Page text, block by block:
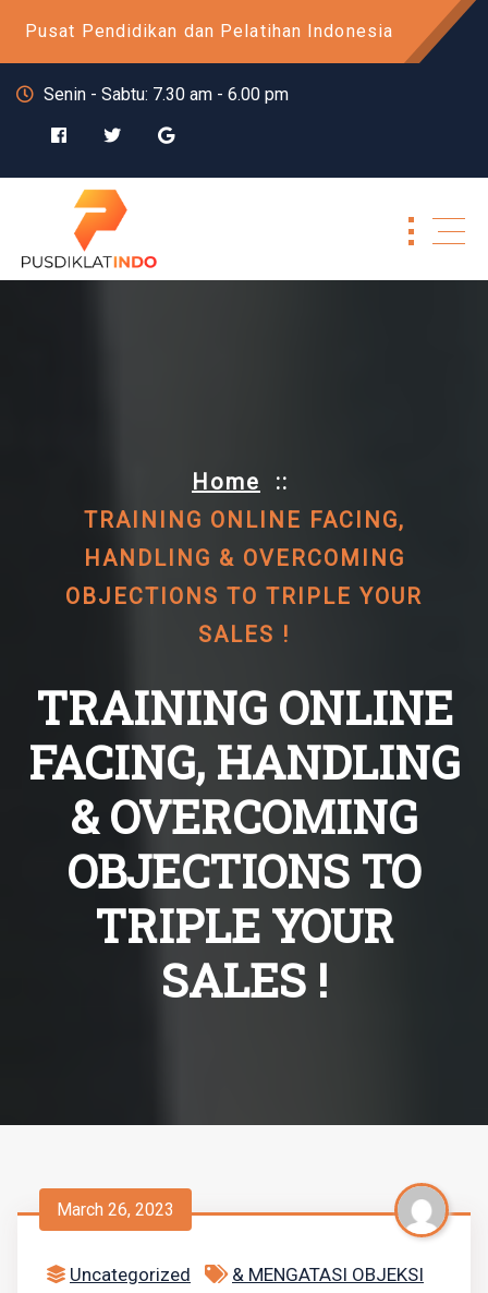
Pusat Pendidikan dan Pelatihan Indonesia
Senin - Sabtu: 7.30 am - 6.00 pm
Home ::
TRAINING ONLINE FACING,
HANDLING & OVERCOMING
OBJECTIONS TO TRIPLE YOUR
SALES !
TRAINING ONLINE
FACING, HANDLING
& OVERCOMING
OBJECTIONS TO
TRIPLE YOUR
SALES !
March 26, 2023
Uncategorized
& MENGATASI OBJEKSI